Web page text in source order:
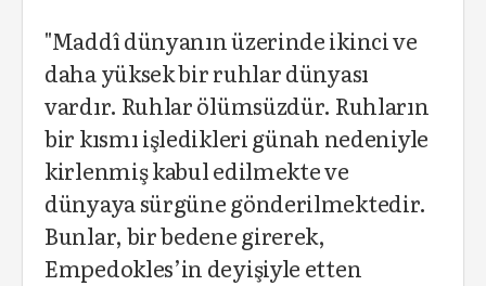
"Maddî dünyanın üzerinde ikinci ve
daha yüksek bir ruhlar dünyası
vardır. Ruhlar ölümsüzdür. Ruhların
bir kısmı işledikleri günah nedeniyle
kirlenmiş kabul edilmekte ve
dünyaya sürgüne gönderilmektedir.
Bunlar, bir bedene girerek,
Empedokles’in deyişiyle etten